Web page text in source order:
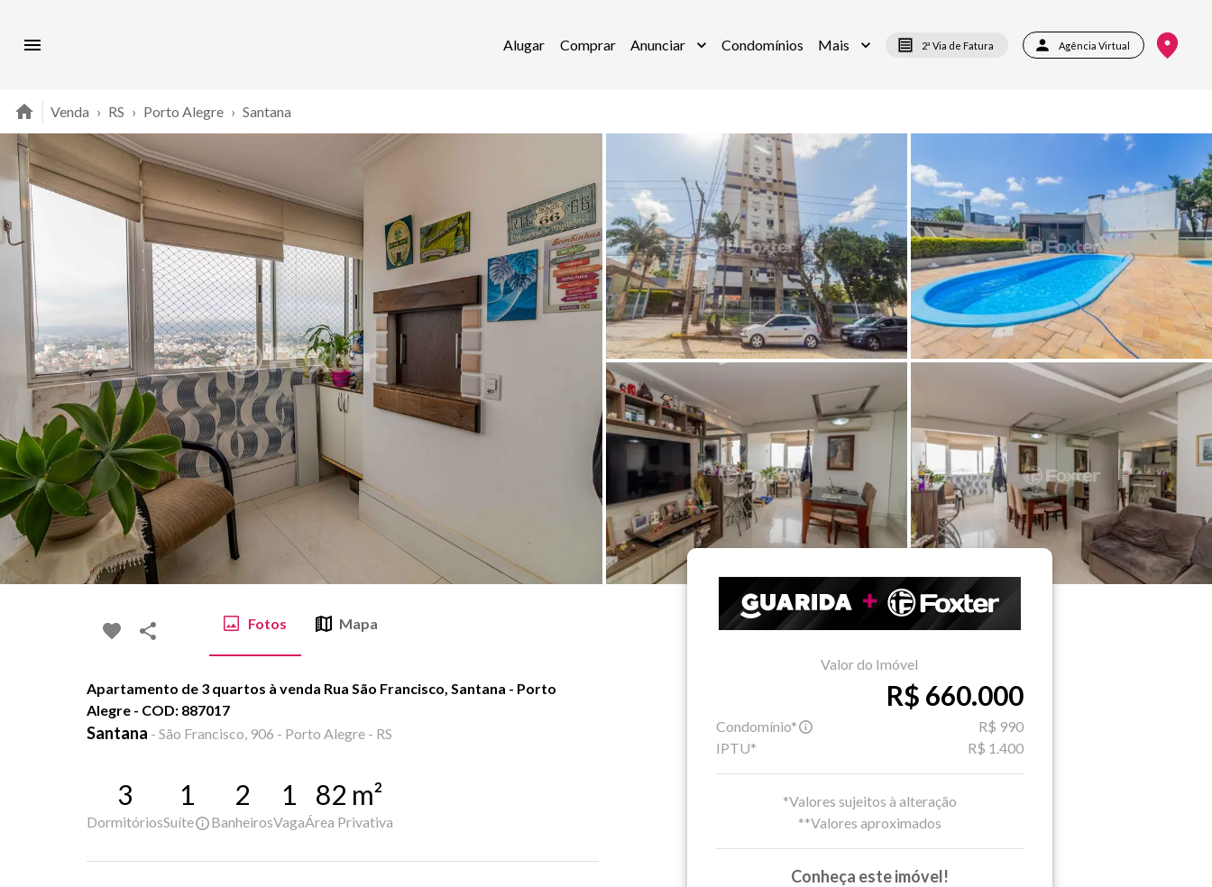
Alugar Comprar Anunciar Condomínios Mais 2ª Via de Fatura Agência Virtual
Venda › RS › Porto Alegre › Santana
Fotos Mapa
Apartamento de 3 quartos à venda Rua São Francisco, Santana - Porto
Alegre - COD: 887017
Santana - São Francisco, 906 - Porto Alegre - RS
3
Dormitórios
1
Suíte
2
Banheiros
1
Vaga
82 m²
Área Privativa
Valor do Imóvel
R$ 660.000
Condomínio*
R$ 990
IPTU*
R$ 1.400
*Valores sujeitos à alteração
**Valores aproximados
Conheça este imóvel!